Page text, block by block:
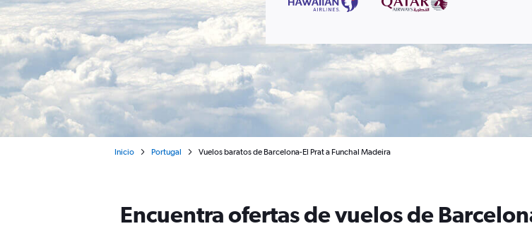
Inicio Portugal Vuelos baratos de Barcelona-El Prat a Funchal Madeira
Encuentra ofertas de vuelos de